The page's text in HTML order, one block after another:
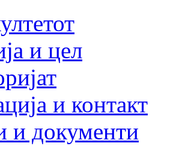
и цел
и контакт
и документи